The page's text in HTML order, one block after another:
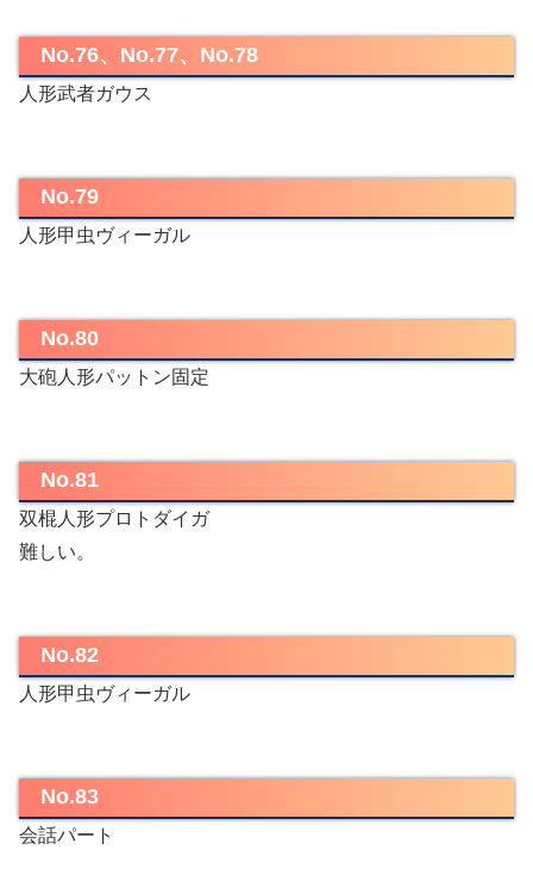
No.76、No.77、No.78
人形武者ガウス
No.79
人形甲虫ヴィーガル
No.80
大砲人形パットン固定
No.81
双棍人形プロトダイガ
難しい。
No.82
人形甲虫ヴィーガル
No.83
会話パート